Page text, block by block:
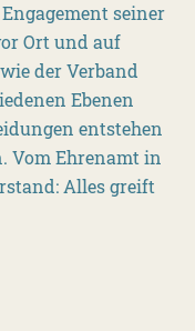
seiner
Ort und auf
der Verband
Ebenen
entstehen
Vom Ehrenamt in
Alles greift